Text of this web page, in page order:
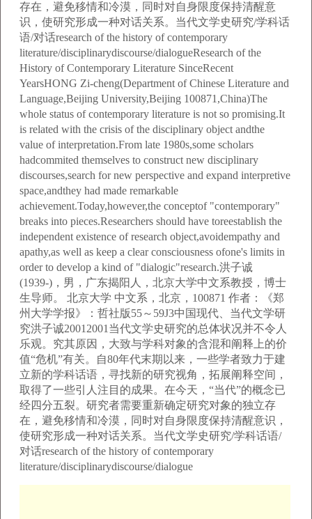
存在，避免移情和冷漠，同时对自身限度保持清醒意
识，使研究形成一种对话关系。当代文学史研究/学科话
语/对话research of the history of contemporary
literature/disciplinarydiscourse/dialogueResearch of the
History of Contemporary Literature SinceRecent
YearsHONG Zi-cheng(Department of Chinese Literature and
Language,Beijing University,Beijing 100871,China)The
whole status of contemporary literature is not so promising.It
is related with the crisis of the disciplinary object andthe
value of interpretation.From late 1980s,some scholars
hadcommited themselves to construct new disciplinary
discourses,search for new perspective and expand interpretive
space,andthey had made remarkable
achievement.Today,however,the conceptof "contemporary"
breaks into pieces.Researchers should have toreestablish the
independent existence of research object,avoidempathy and
apathy,as well as keep a clear consciousness ofone's limits in
order to develop a kind of "dialogic"research.洪子诚
(1939-)，男，广东揭阳人，北京大学中文系教授，博士
生导师。 北京大学 中文系，北京，100871 作者：《郑
州大学学报》：哲社版55～59J3中国现代、当代文学研
究洪子诚20012001当代文学史研究的总体状况并不令人
乐观。究其原因，大致与学科对象的含混和阐释上的价
值“危机”有关。自80年代末期以来，一些学者致力于建
立新的学科话语，寻找新的研究视角，拓展阐释空间，
取得了一些引人注目的成果。在今天，“当代”的概念已
经四分五裂。研究者需要重新确定研究对象的独立存
在，避免移情和冷漠，同时对自身限度保持清醒意识，
使研究形成一种对话关系。当代文学史研究/学科话语/
对话research of the history of contemporary
literature/disciplinarydiscourse/dialogue